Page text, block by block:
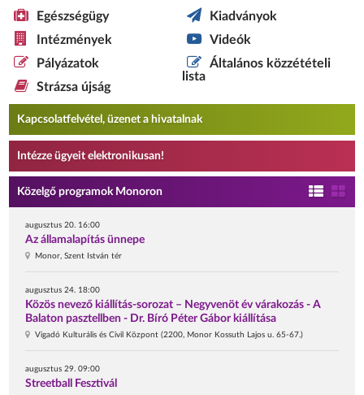
Egészségügy
Intézmények
Pályázatok
Strázsa újság
Kiadványok
Videók
Általános közzétételi
lista
Kapcsolatfelvétel, üzenet a hivatalnak
Intézze ügyeit elektronikusan!
Közelgő programok Monoron
augusztus 20. 16:00
Az államalapítás ünnepe
Monor, Szent István tér
augusztus 24. 18:00
Közös nevező kiállítás-sorozat – Negyvenöt év várakozás - A
Balaton pasztellben - Dr. Bíró Péter Gábor kiállítása
Vigadó Kulturális és Civil Központ (2200, Monor Kossuth Lajos u. 65-67.)
augusztus 29. 09:00
Streetball Fesztivál